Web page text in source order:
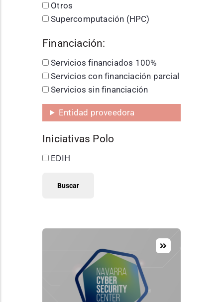
Otros
Supercomputación (HPC)
Financiación:
Servicios financiados 100%
Servicios con financiación parcial
Servicios sin financiación
Entidad proveedora
Iniciativas Polo
EDIH